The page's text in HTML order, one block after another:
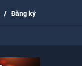
/ Đăng ký